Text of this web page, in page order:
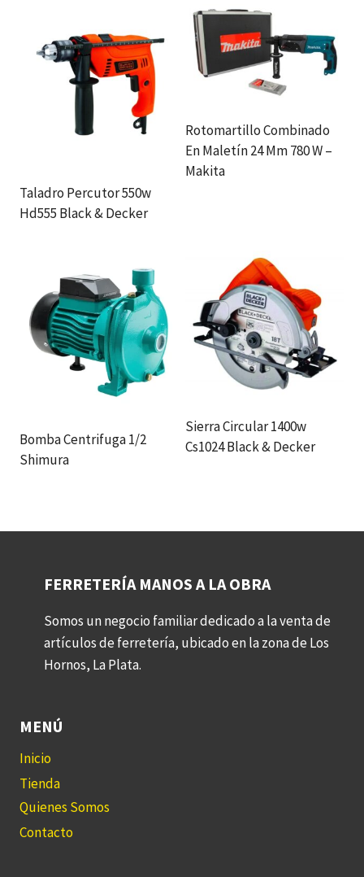
Taladro Percutor 550w
Hd555 Black & Decker
Rotomartillo Combinado
En Maletín 24 Mm 780 W –
Makita
Bomba Centrifuga 1/2
Shimura
Sierra Circular 1400w
Cs1024 Black & Decker
FERRETERÍA MANOS A LA OBRA
Somos un negocio familiar dedicado a la venta de
artículos de ferretería, ubicado en la zona de Los
Hornos, La Plata.
MENÚ
Inicio
Tienda
Quienes Somos
Contacto